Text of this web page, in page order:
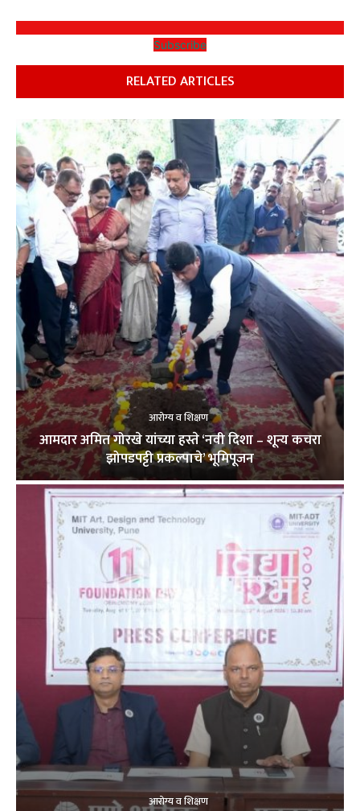
Subscribe
RELATED ARTICLES
आरोग्य व शिक्षण
आमदार अमित गोरखे यांच्या हस्ते ‘नवी दिशा – शून्य कचरा
झोपडपट्टी प्रकल्पाचे’ भूमिपूजन
आरोग्य व शिक्षण